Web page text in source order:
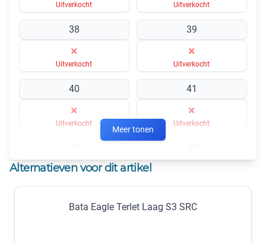
Uitverkocht Uitverkocht
38
×
Uitverkocht
39
×
Uitverkocht
40
×
Uitverkocht
41
×
Uitverkocht
×
44 45
Meer tonen
Alternatieven voor dit artikel
Bata Eagle Terlet Laag S3 SRC